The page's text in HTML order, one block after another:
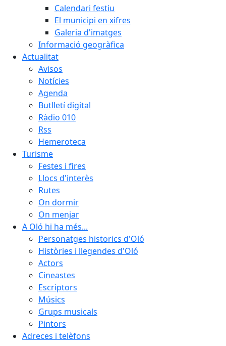
Calendari festiu
El municipi en xifres
Galeria d'imatges
Informació geogràfica
Actualitat
Avisos
Notícies
Agenda
Butlletí digital
Ràdio 010
Rss
Hemeroteca
Turisme
Festes i fires
Llocs d'interès
Rutes
On dormir
On menjar
A Oló hi ha més...
Personatges historics d'Oló
Històries i llegendes d'Oló
Actors
Cineastes
Escriptors
Músics
Grups musicals
Pintors
Adreces i telèfons